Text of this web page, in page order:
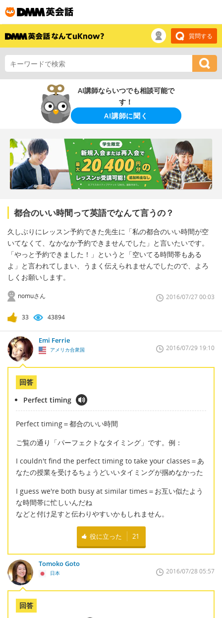
質問する
AI講師ならいつでも相談可能で
す！
AI講師に聞く
都合のいい時間って英語でなんて言うの？
久しぶりにレッスン予約できた先生に「私の都合のいい時間が空
いてなくて、なかなか予約できませんでした」と言いたいです。
「やっと予約できました！」というと「空いてる時間帯もある
よ」と言われてしまい、うまく伝えられませんでしたので、よろ
しくお願いします。
nomuさん 2016/07/27 00:03
33 43894
Emi Ferrie
アメリカ合衆国 2016/07/29 19:10
回答
Perfect timing
Perfect timing＝都合のいい時間
ご覧の通り「パーフェクトなタイミング」です。例：
I couldn't find the perfect timing to take your classes＝あ
なたの授業を受けるちょうどいいタイミングが掴めなかった
I guess we're both busy at similar times＝お互い似たよう
な時間帯に忙しいんだね
などと付け足すと伝わりやすいかもしれません。
役に立った 21
Tomoko Goto
日本 2016/07/28 05:57
回答